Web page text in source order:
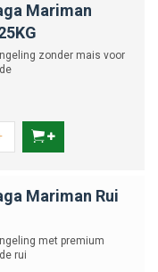
Mariman
zonder mais voor
Mariman Rui
met premium
rui